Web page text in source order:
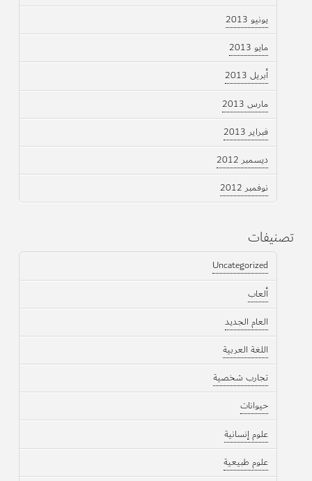
يونيو 2013
مايو 2013
أبريل 2013
مارس 2013
فبراير 2013
ديسمبر 2012
نوفمبر 2012
تصنيفات
Uncategorized
ألعاب
العام الجديد
اللغة العربية
تجارب شخصية
حيوانات
علوم إنسانية
علوم طبيعية